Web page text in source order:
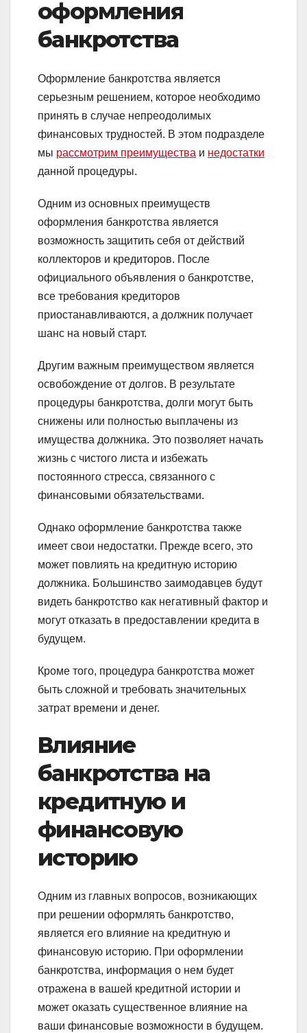
оформления
банкротства
Оформление банкротства является
серьезным решением, которое необходимо
принять в случае непреодолимых
финансовых трудностей. В этом подразделе
мы рассмотрим преимущества и недостатки
данной процедуры.
Одним из основных преимуществ
оформления банкротства является
возможность защитить себя от действий
коллекторов и кредиторов. После
официального объявления о банкротстве,
все требования кредиторов
приостанавливаются, а должник получает
шанс на новый старт.
Другим важным преимуществом является
освобождение от долгов. В результате
процедуры банкротства, долги могут быть
снижены или полностью выплачены из
имущества должника. Это позволяет начать
жизнь с чистого листа и избежать
постоянного стресса, связанного с
финансовыми обязательствами.
Однако оформление банкротства также
имеет свои недостатки. Прежде всего, это
может повлиять на кредитную историю
должника. Большинство заимодавцев будут
видеть банкротство как негативный фактор и
могут отказать в предоставлении кредита в
будущем.
Кроме того, процедура банкротства может
быть сложной и требовать значительных
затрат времени и денег.
Влияние
банкротства на
кредитную и
финансовую
историю
Одним из главных вопросов, возникающих
при решении оформлять банкротство,
является его влияние на кредитную и
финансовую историю. При оформлении
банкротства, информация о нем будет
отражена в вашей кредитной истории и
может оказать существенное влияние на
ваши финансовые возможности в будущем.